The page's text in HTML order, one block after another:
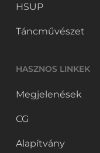
HSUP
Táncművészet
HASZNOS LINKEK
Megjelenések
CG
Alapítvány